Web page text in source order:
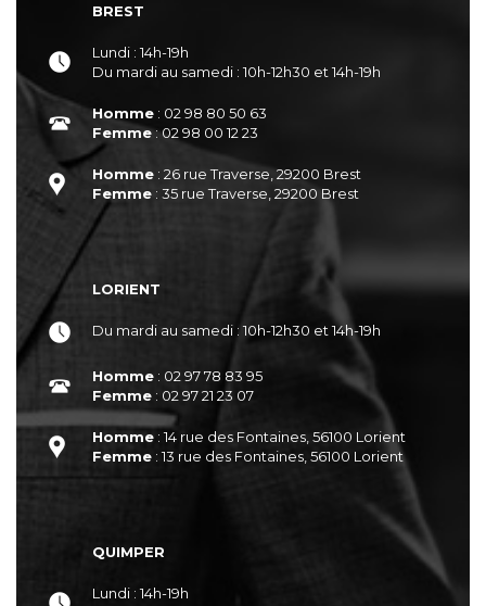
BREST
Lundi : 14h-19h
Du mardi au samedi : 10h-12h30 et 14h-19h
Homme : 02 98 80 50 63
Femme: 02 98 00 12 23
Homme : 26 rue Traverse, 29200 Brest
Femme : 35 rue Traverse, 29200 Brest
LORIENT
Du mardi au samedi : 10h-12h30 et 14h-19h
Homme : 02 97 78 83 95
Femme : 02 97 21 23 07
Homme : 14 rue des Fontaines, 56100 Lorient
Femme : 13 rue des Fontaines, 56100 Lorient
QUIMPER
Lundi : 14h-19h